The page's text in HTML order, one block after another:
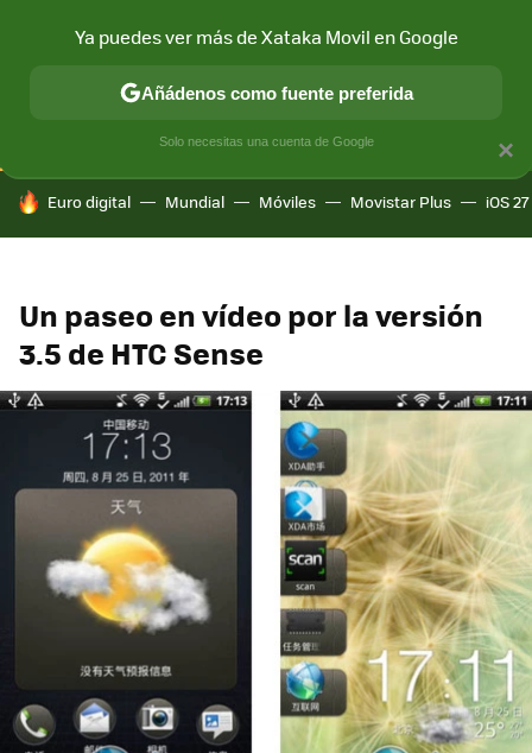
CONECTIVIDAD MÓVIL Y SOCIEDAD APLICACIONES
HOY SE HABLA DE
Euro digital Mundial Móviles Movistar Plus iOS 27
Un paseo en vídeo por la versión
3.5 de HTC Sense
×
Ya puedes ver más de Xataka Movil en Google
Añádenos como fuente preferida
Solo necesitas una cuenta de Google